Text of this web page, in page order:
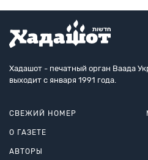
Хадашот - печатный орган Ваада
выходит с января 1991 года.
СВЕЖИЙ НОМЕР
О ГАЗЕТЕ
АВТОРЫ